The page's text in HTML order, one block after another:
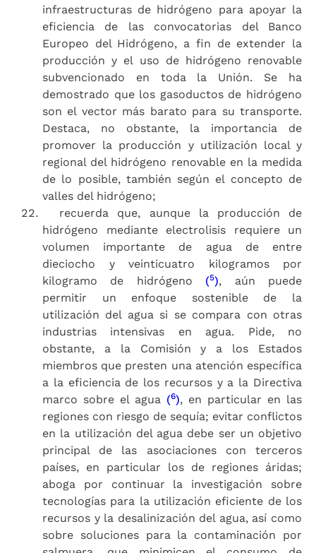
infraestructuras de hidrógeno para apoyar la
eficiencia de las convocatorias del Banco
Europeo del Hidrógeno, a fin de extender la
producción y el uso de hidrógeno renovable
subvencionado en toda la Unión. Se ha
demostrado que los gasoductos de hidrógeno
son el vector más barato para su transporte.
Destaca, no obstante, la importancia de
promover la producción y utilización local y
regional del hidrógeno renovable en la medida
de lo posible, también según el concepto de
valles del hidrógeno;
recuerda que, aunque la producción de
hidrógeno mediante electrolisis requiere un
volumen importante de agua de entre
dieciocho y veinticuatro kilogramos por
kilogramo de hidrógeno (5), aún puede
permitir un enfoque sostenible de la
utilización del agua si se compara con otras
industrias intensivas en agua. Pide, no
obstante, a la Comisión y a los Estados
miembros que presten una atención específica
a la eficiencia de los recursos y a la Directiva
marco sobre el agua (6), en particular en las
regiones con riesgo de sequía; evitar conflictos
en la utilización del agua debe ser un objetivo
principal de las asociaciones con terceros
países, en particular los de regiones áridas;
aboga por continuar la investigación sobre
tecnologías para la utilización eficiente de los
recursos y la desalinización del agua, así como
sobre soluciones para la contaminación por